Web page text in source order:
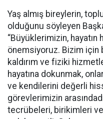
Yaş almış bireylerin,
olduğunu söyleyen
“Büyüklerimizin, hayatın
önemsiyoruz. Bizim için
kaldırım ve fiziki
hayatına dokunmak,
ve kendilerini değerli
görevlerimizin
tecrübeleri, birikimleri ve